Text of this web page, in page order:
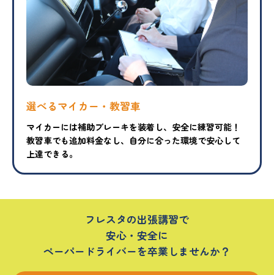
選べるマイカー・教習車
マイカーには補助ブレーキを装着し、安全に練習可能！
教習車でも追加料金なし、自分に合った環境で安心して
上達できる。
フレスタの出張講習で
安心・安全に
ペーパードライバーを卒業しませんか？